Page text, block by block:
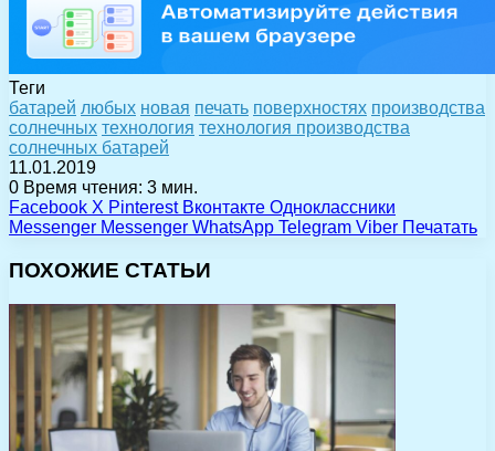
Теги
батарей любых новая печать поверхностях производства
солнечных технология технология производства
солнечных батарей
11.01.2019
0 Время чтения: 3 мин.
Facebook X Pinterest Вконтакте Одноклассники
Messenger Messenger WhatsApp Telegram Viber Печатать
ПОХОЖИЕ СТАТЬИ